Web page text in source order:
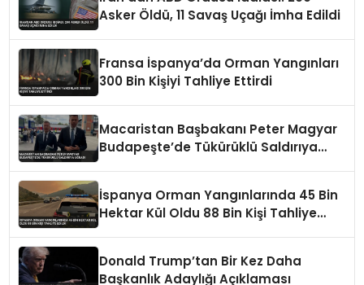
Asker Öldü, 11 Savaş Uçağı İmha Edildi
Fransa İspanya’da Orman Yangınları
300 Bin Kişiyi Tahliye Ettirdi
Macaristan Başbakanı Peter Magyar
Budapeşte’de Tükürüklü Saldırıya
İspanya Orman Yangınlarında 45 Bin
Hektar Kül Oldu 88 Bin Kişi Tahliye
Donald Trump’tan Bir Kez Daha
Başkanlık Adaylığı Açıklaması